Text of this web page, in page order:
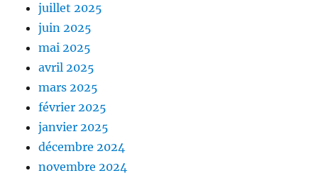
juillet 2025
juin 2025
mai 2025
avril 2025
mars 2025
février 2025
janvier 2025
décembre 2024
novembre 2024